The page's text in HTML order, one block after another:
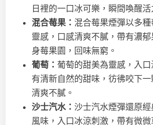
日裡的一口冰可樂，瞬間喚醒活
混合莓果： 混合莓果煙彈以多
靈感，口感清爽不膩，帶有濃
身莓果園，回味無窮。
葡萄：葡萄的甜美為靈感，入
有清新自然的甜味，彷彿咬下一
清爽不膩。
沙士汽水：沙士汽水煙彈還原
風味，入口冰涼刺激，帶有微